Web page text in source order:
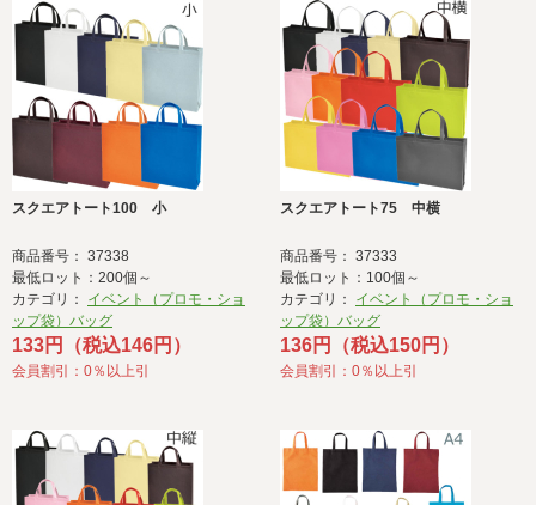
スクエアトート100 小
商品番号： 37338
最低ロット：200個～
カテゴリ： イベント（プロモ・ショ
ップ袋）バッグ
133円（税込146円）
会員割引：0％以上引
スクエアトート75 中横
商品番号： 37333
最低ロット：100個～
カテゴリ： イベント（プロモ・ショ
ップ袋）バッグ
136円（税込150円）
会員割引：0％以上引